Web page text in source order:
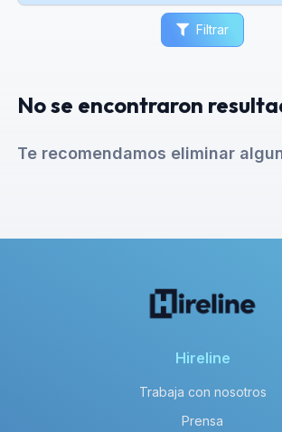
Filtrar
No se encontraron
Te recomendamos eliminar
Hireline
Trabaja con nosotros
Prensa